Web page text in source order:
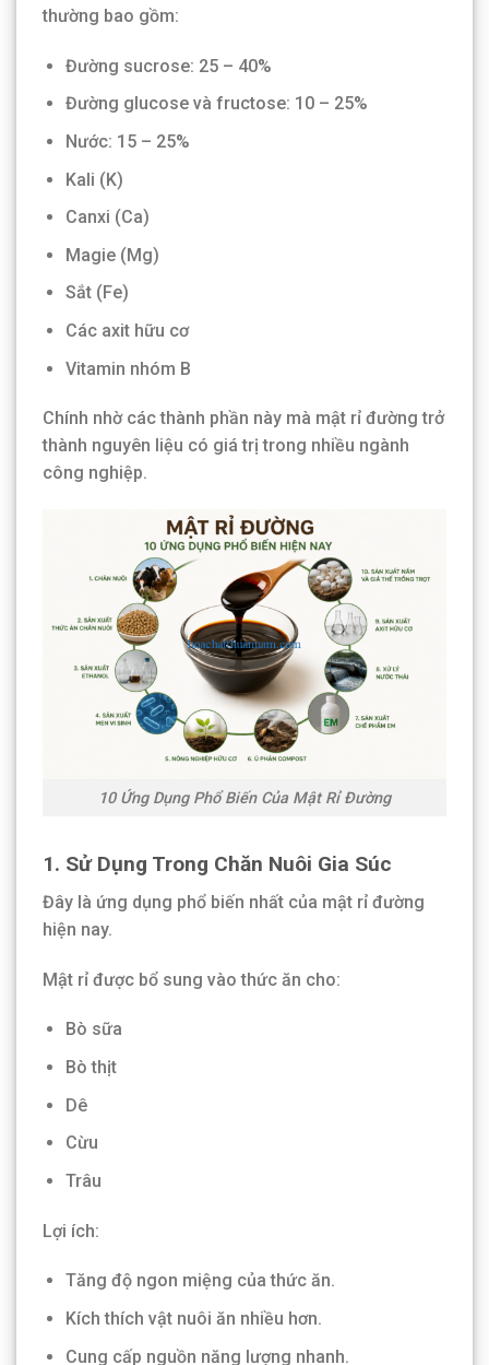
thường bao gồm:
Đường sucrose: 25 – 40%
Đường glucose và fructose: 10 – 25%
Nước: 15 – 25%
Kali (K)
Canxi (Ca)
Magie (Mg)
Sắt (Fe)
Các axit hữu cơ
Vitamin nhóm B
Chính nhờ các thành phần này mà mật rỉ đường trở
thành nguyên liệu có giá trị trong nhiều ngành
công nghiệp.
10 Ứng Dụng Phổ Biến Của Mật Rỉ Đường
1. Sử Dụng Trong Chăn Nuôi Gia Súc
Đây là ứng dụng phổ biến nhất của mật rỉ đường
hiện nay.
Mật rỉ được bổ sung vào thức ăn cho:
Bò sữa
Bò thịt
Dê
Cừu
Trâu
Lợi ích:
Tăng độ ngon miệng của thức ăn.
Kích thích vật nuôi ăn nhiều hơn.
Cung cấp nguồn năng lượng nhanh.